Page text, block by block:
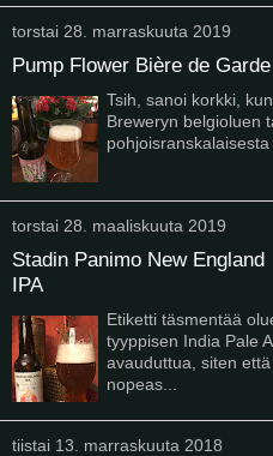
torstai 28. marraskuuta 2019
Pump Flower Bière de Garde
Tsih, sanoi korkki,
Breweryn belgioluen
pohjoisranskalaisesta
torstai 28. maaliskuuta 2019
Stadin Panimo New England
IPA
Etiketti täsmentää
tyyppisen India Pale
avauduttua, siten
nopeas...
tiistai 13. marraskuuta 2018